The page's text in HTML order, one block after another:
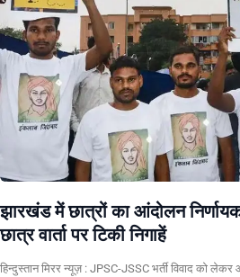
झारखंड में छात्रों का आंदोलन
छात्र वार्ता पर टिकी निगाहें
हिन्दुस्तान मिरर न्यूज़ : JPSC-JSSC भर्ती विवाद को